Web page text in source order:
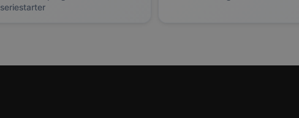
seriestarter